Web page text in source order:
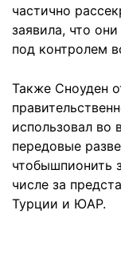
частично
заявила, что
под контролем
Также Сноуден
использовал во
передовые
чтобышпионить
числе за
Турции и ЮАР.